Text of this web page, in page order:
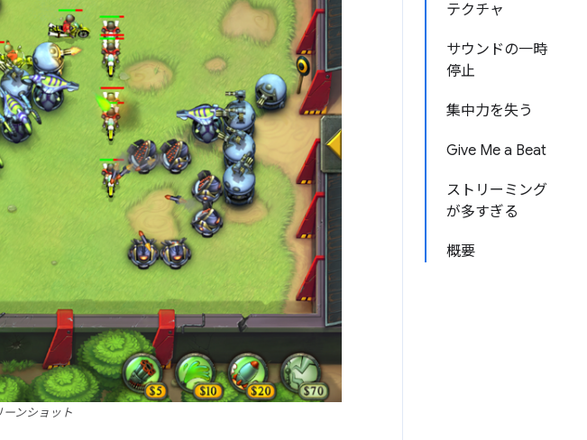
テクチャ
サウンドの一時
停止
集中力を失う
Give Me a Beat
ストリーミング
が多すぎる
概要
ンショット